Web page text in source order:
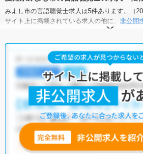
みよし市の言語聴覚士求人は5件あります。（
サイト上に掲載されている求人の他に、 非公開
にお申し込みいただくと、全
みよし市の言語聴覚士求人では以下のような条
積極採用中・残業少なめ ・ 住宅手当・補
・介護福祉施設・小児リハビリ
他の条件でも人気の求人がございますので、「
いただくか、お気軽にお問い合わせください。
全国の言語聴覚士求人から検索いただくことも
無料転職支援サービス
にお申し込みいただくと
グした上で求人をご提案いたします。